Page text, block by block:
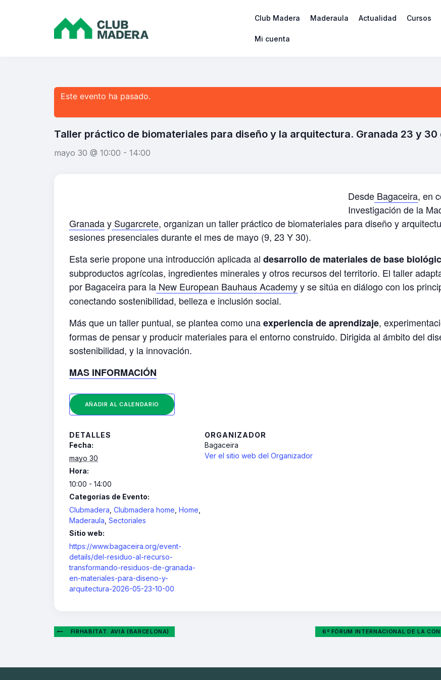
Club Madera Maderaula Actualidad Cursos
Mi cuenta
Este evento ha pasado.
Taller práctico de biomateriales para diseño y la arquitectura. Granada 23 y 30
mayo 30 @ 10:00 - 14:00
Desde Bagaceira, en
Investigación de la
Granaday Sugarcrete, organizan un taller práctico de biomateriales para diseño y
sesiones presenciales durante el mes de mayo (9, 23 Y 30).
Esta serie propone una introducción aplicada al desarrollo de materiales de base
subproductos agrícolas, ingredientes minerales y otros recursos del territorio. El taller
por Bagaceira para la New European Bauhaus Academyy se sitúa en diálogo con los
conectando sostenibilidad, belleza e inclusión social.
Más que un taller puntual, se plantea como unaexperiencia de aprendizaje,
formas de pensar y producir materiales para el entorno construido. Dirigida al ámbito del
sostenibilidad, y la innovación.
MAS INFORMACIÓN
AÑADIR AL CALENDARIO
DETALLES
Fecha:
mayo 30
Hora:
10:00 - 14:00
Categorías de Evento:
Clubmadera Clubmadera home Home
Maderaula Sectoriales
Sitio web:
https://www.bagaceira.org/event-
details/del-residuo-al-recurso-
transformando-residuos-de-granada-
en-materiales-para-diseno-y-
arquitectura-2026-05-23-10-00
ORGANIZADOR
Bagaceira
Ver el sitio web del Organizador
FIRHABITAT. AVIÀ (BARCELONA) 6º FÓRUM INTERNACIONAL DE LA